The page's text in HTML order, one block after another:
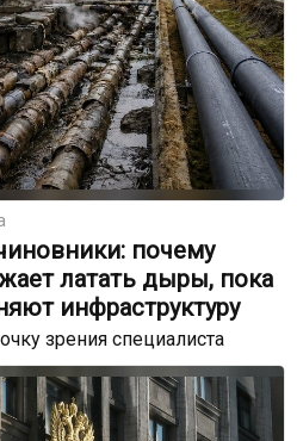
почему
латать дыры, пока
инфраструктуру
зрения специалиста